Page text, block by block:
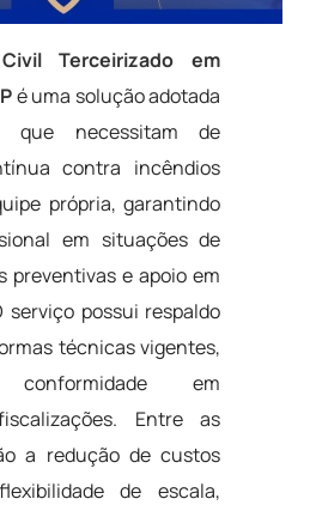
Terceirizado em
é uma solução adotada
que necessitam de
contra incêndios
própria, garantindo
em situações de
preventivas e apoio em
serviço possui respaldo
técnicas vigentes,
conformidade em
Entre as
a redução de custos
de escala,